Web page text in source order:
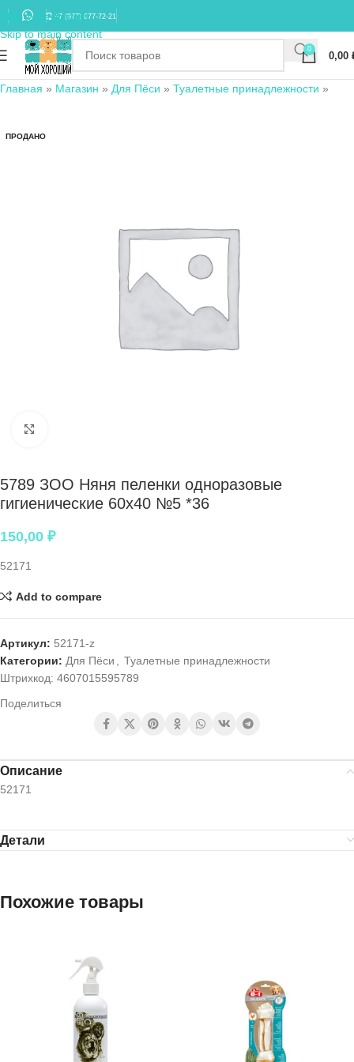
Skip to navigation
Skip to main content
+7 (977) 677-72-21
0
0,00
Главная » Магазин » Для Пёси » Туалетные принадлежности »
ПРОДАНО
5789 ЗОО Няня пеленки одноразовые
гигиенические 60х40 №5 *36
150,00 ₽
52171
Add to compare
Артикул: 52171-z
Категории: Для Пёси
Туалетные принадлежности
Штрихкод: 4607015595789
Поделиться
Описание
52171
Детали
Похожие товары